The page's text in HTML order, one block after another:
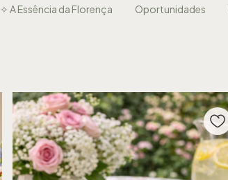
✧ A Essência da Florença Oportunidades